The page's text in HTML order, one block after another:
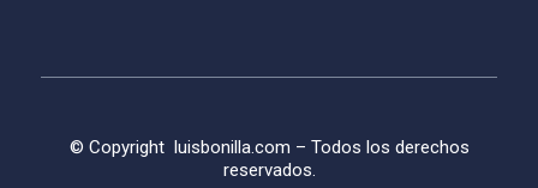
© Copyright luisbonilla.com – Todos los derechos
reservados.